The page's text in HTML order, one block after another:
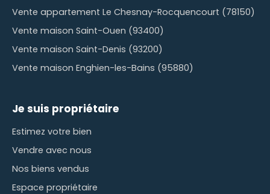
Vente appartement Le Chesnay-Rocquencourt (78150)
Vente maison Saint-Ouen (93400)
Vente maison Saint-Denis (93200)
Vente maison Enghien-les-Bains (95880)
Je suis propriétaire
Estimez votre bien
Vendre avec nous
Nos biens vendus
Espace propriétaire